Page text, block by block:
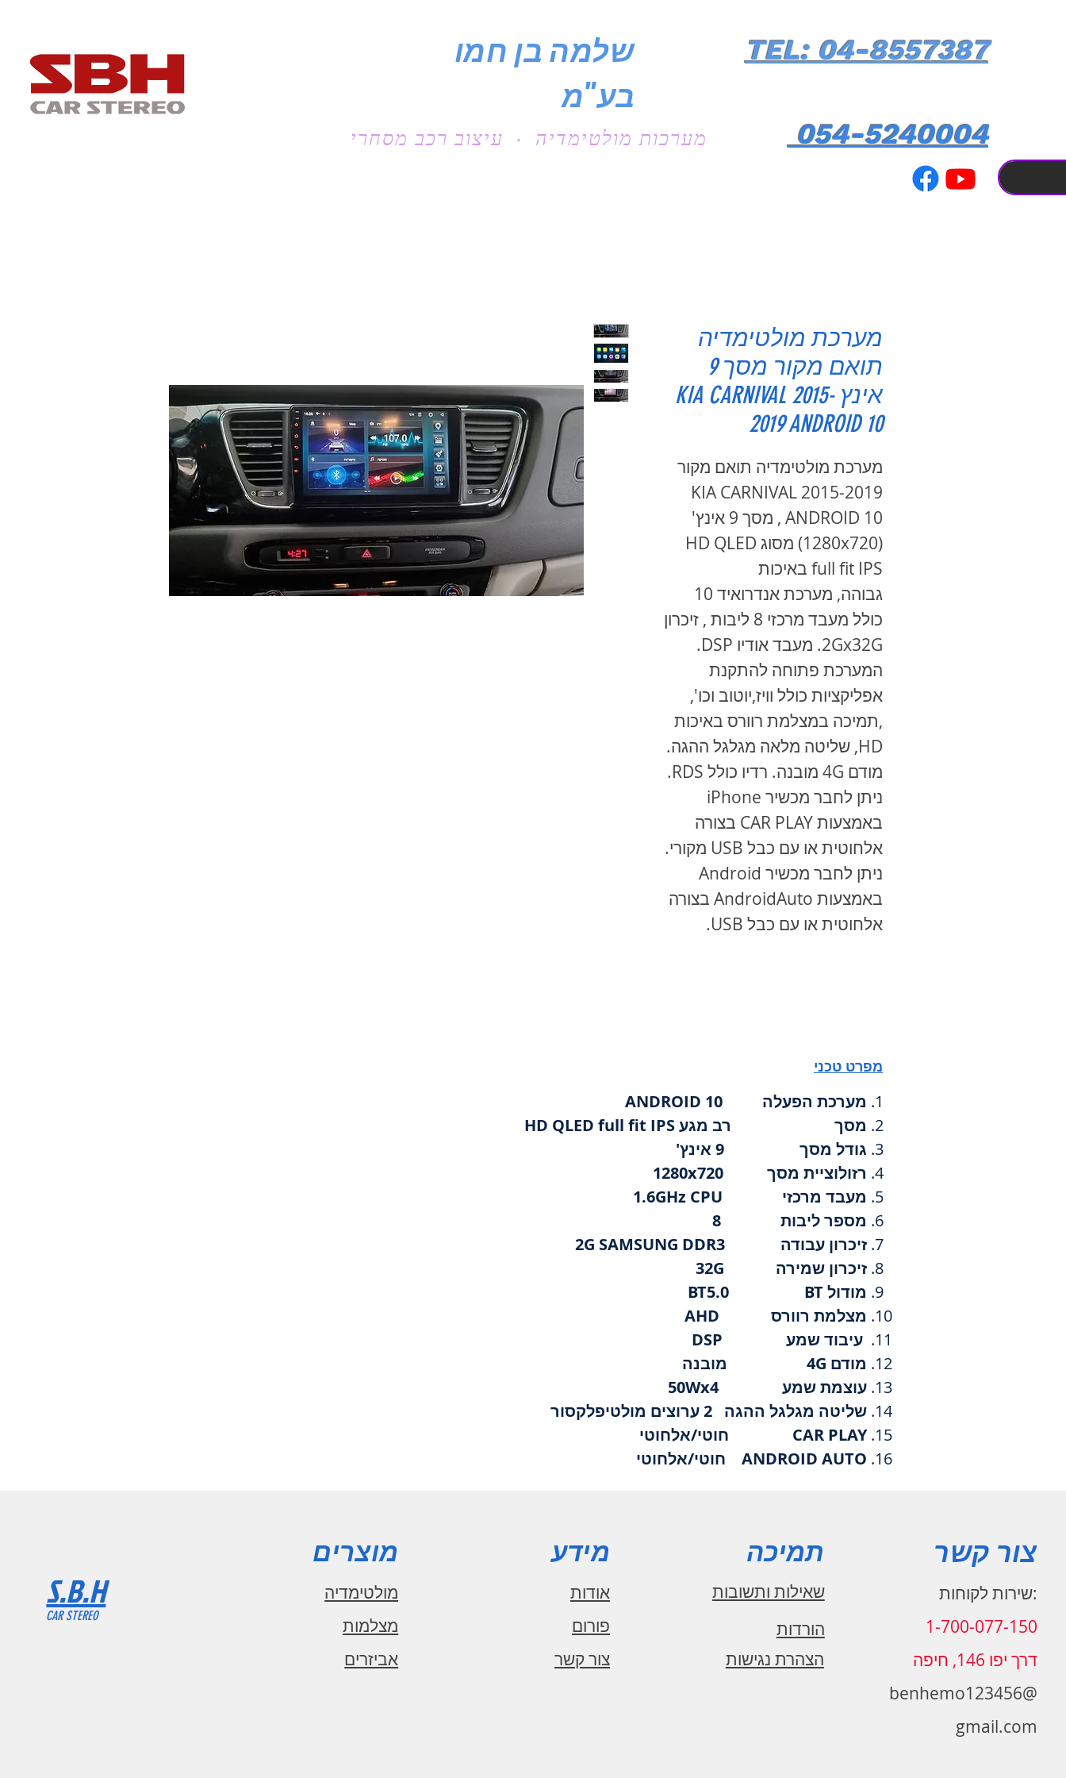
שלמה בן חמו
בע"מ
מערכות מולטימדיה · עיצוב רכב מסחרי
TEL: 04-8557387
054-5240004
מערכת מולטימדיה
תואם מקור מסך 9
אינץ KIA CARNIVAL 2015-
2019 ANDROID 10
מערכת מולטימדיה תואם מקור
KIA CARNIVAL 2015-2019
ANDROID 10 , מסך 9 אינץ'
(1280x720) מסוג HD QLED
full fit IPS באיכות
גבוהה, מערכת אנדרואיד 10
כולל מעבד מרכזי 8 ליבות , זיכרון
2Gx32G. מעבד אודיו DSP.
המערכת פתוחה להתקנת
אפליקציות כולל וויז,יוטוב וכו',
,תמיכה במצלמת רוורס באיכות
HD, שליטה מלאה מגלגל ההגה.
מודם 4G מובנה. רדיו כולל RDS.
ניתן לחבר מכשיר iPhone
באמצעותCAR PLAY בצורה
אלחוטית או עם כבל USB מקורי.
ניתן לחבר מכשיר Android
באמצעות AndroidAuto בצורה
אלחוטית או עם כבל USB
.
מפרט טכני
מערכת הפעלה ANDROID 10
מסך רב מגע HD QLED full fit IPS
גודל מסך 9 אינץ'
רזולוציית מסך 1280x720
מעבד מרכזי 1.6GHz CPU
מספר ליבות 8
זיכרון עבודה 2G SAMSUNG DDR3
זיכרון שמירה 32G
מודול BT5.0 BT
מצלמת רוורס AHD
עיבוד שמע DSP
מודם 4G מובנה
עוצמת שמע 50Wx4
שליטה מגלגל ההגה 2 ערוצים מולטיפלקסור
CAR PLAY חוטי/אלחוטי
ANDROID AUTO חוטי/אלחוטי
CAR STEREO
S.B.H
מוצרים
מולטימדיה
מצלמות
אביזרים
מידע
אודות
פורום
צור קשר
תמיכה
שאילות ותשובות
הורדות
הצהרת נגישות
צור קשר
:שירות לקוחות
1-700-077-150
דרך יפו 146, חיפה
benhemo123456@
gmail.com